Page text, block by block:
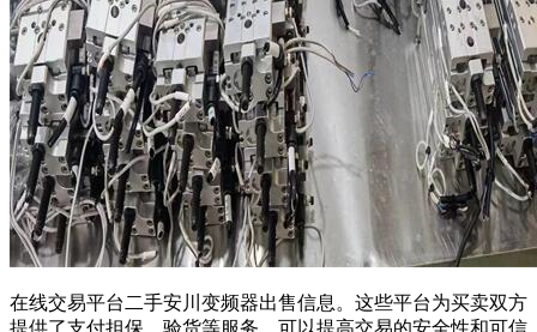
在线交易平台二手安川变频器出售信息。这些平台为买卖双方
提供了支付担保、验货等服务，可以提高交易的安全性和可信